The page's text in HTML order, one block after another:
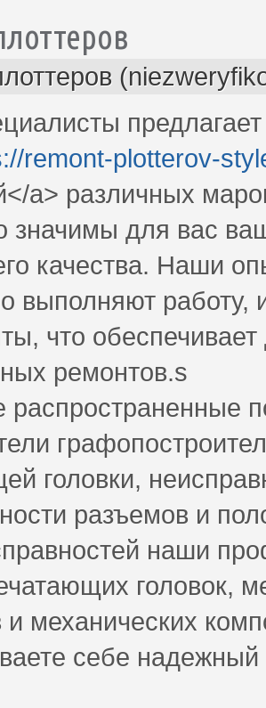
remont-plotterov-
a> различных
значимы для вас
качества. Наши
выполняют работу,
что
ремонтов.s
распространенные
головки,
разъемов и
наши
головок,
и механических
себе